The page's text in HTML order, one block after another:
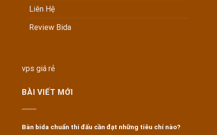
Liên Hệ
Review Bida
vps giá rẻ
BÀI VIẾT MỚI
Bàn bida chuẩn thi đấu cần đạt những tiêu chí nào?